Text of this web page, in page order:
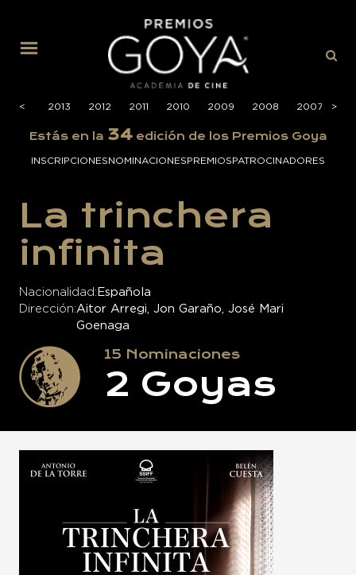
<
<
2014 2013 2012 2011 2010 2009 2008 2007 >
>
Estás en la 34edición de los Premios Goya
INSCRIPCIONESNOMINACIONESPREMIOSPATROCINADORES
La trinchera
infinita
Nacionalidad Española
Dirección Aitor Arregi, Jon Garaño, José Mari
Goenaga
15 Nominaciones
2 Goyas